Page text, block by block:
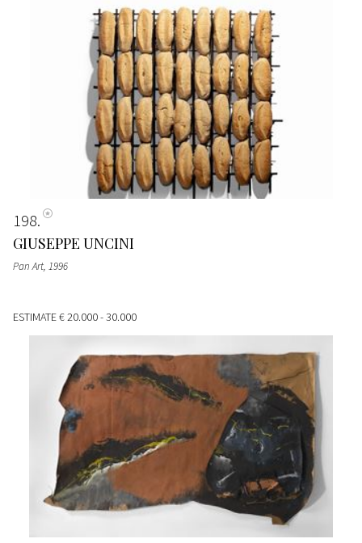
198
GIUSEPPE UNCINI
Pan Art, 1996
ESTIMATE€ 20.000 - 30.000